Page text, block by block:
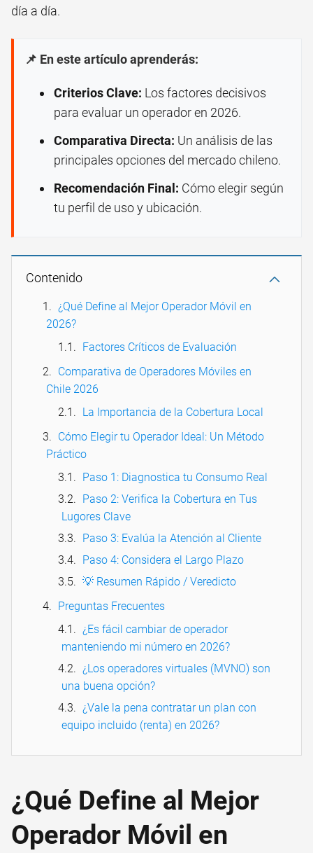
día a día.
📌 En este artículo aprenderás:
Criterios Clave: Los factores decisivos
para evaluar un operador en 2026.
Comparativa Directa: Un análisis de las
principales opciones del mercado chileno.
Recomendación Final: Cómo elegir según
tu perfil de uso y ubicación.
Contenido
¿Qué Define al Mejor Operador Móvil en
2026?
Factores Críticos de Evaluación
Comparativa de Operadores Móviles en
Chile 2026
La Importancia de la Cobertura Local
Cómo Elegir tu Operador Ideal: Un Método
Práctico
Paso 1: Diagnostica tu Consumo Real
Paso 2: Verifica la Cobertura en Tus
Lugores Clave
Paso 3: Evalúa la Atención al Cliente
Paso 4: Considera el Largo Plazo
💡 Resumen Rápido / Veredicto
Preguntas Frecuentes
¿Es fácil cambiar de operador
manteniendo mi número en 2026?
¿Los operadores virtuales (MVNO) son
una buena opción?
¿Vale la pena contratar un plan con
equipo incluido (renta) en 2026?
¿Qué Define al Mejor
Operador Móvil en